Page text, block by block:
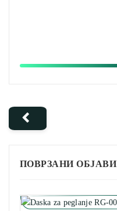
ПОВРЗАНИ ОБЈАВИ